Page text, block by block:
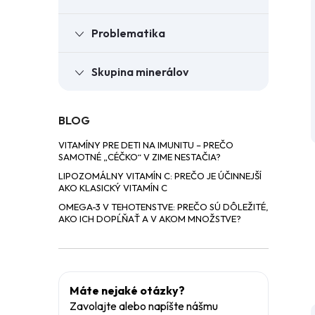
Problematika
Skupina minerálov
BLOG
VITAMÍNY PRE DETI NA IMUNITU – PREČO
SAMOTNÉ „CÉČKO“ V ZIME NESTAČIA?
LIPOZOMÁLNY VITAMÍN C: PREČO JE ÚČINNEJŠÍ
AKO KLASICKÝ VITAMÍN C
OMEGA-3 V TEHOTENSTVE: PREČO SÚ DÔLEŽITÉ,
AKO ICH DOPĹŇAŤ A V AKOM MNOŽSTVE?
Máte nejaké otázky?
Zavolajte alebo napíšte nášmu